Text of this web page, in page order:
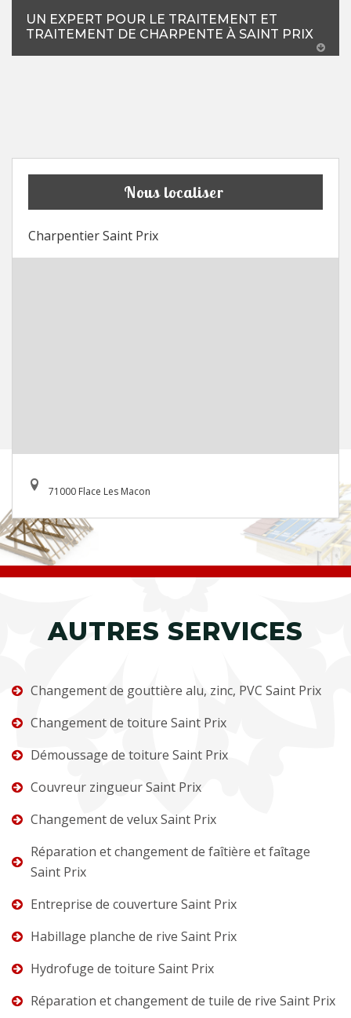
UN EXPERT POUR LE TRAITEMENT ET
TRAITEMENT DE CHARPENTE À SAINT PRIX
Nous localiser
Charpentier Saint Prix
71000 Flace Les Macon
AUTRES SERVICES
Changement de gouttière alu, zinc, PVC Saint Prix
Changement de toiture Saint Prix
Démoussage de toiture Saint Prix
Couvreur zingueur Saint Prix
Changement de velux Saint Prix
Réparation et changement de faîtière et faîtage
Saint Prix
Entreprise de couverture Saint Prix
Habillage planche de rive Saint Prix
Hydrofuge de toiture Saint Prix
Réparation et changement de tuile de rive Saint Prix